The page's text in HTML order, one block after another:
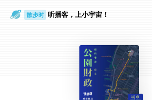
散步时 听播客，上小宇宙！